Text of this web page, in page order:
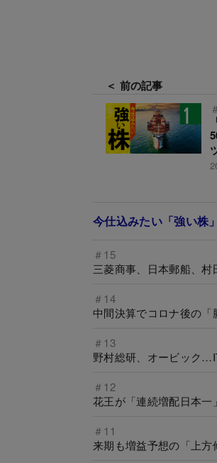
＜ 前の記事
今仕込みたい「強い株」
＃15
三菱商事、日本郵船、
＃14
中間決算でコロナ後の
＃13
野村総研、オービック
＃12
花王が「連続増配日本一
＃11
来期も増益予想の「上方